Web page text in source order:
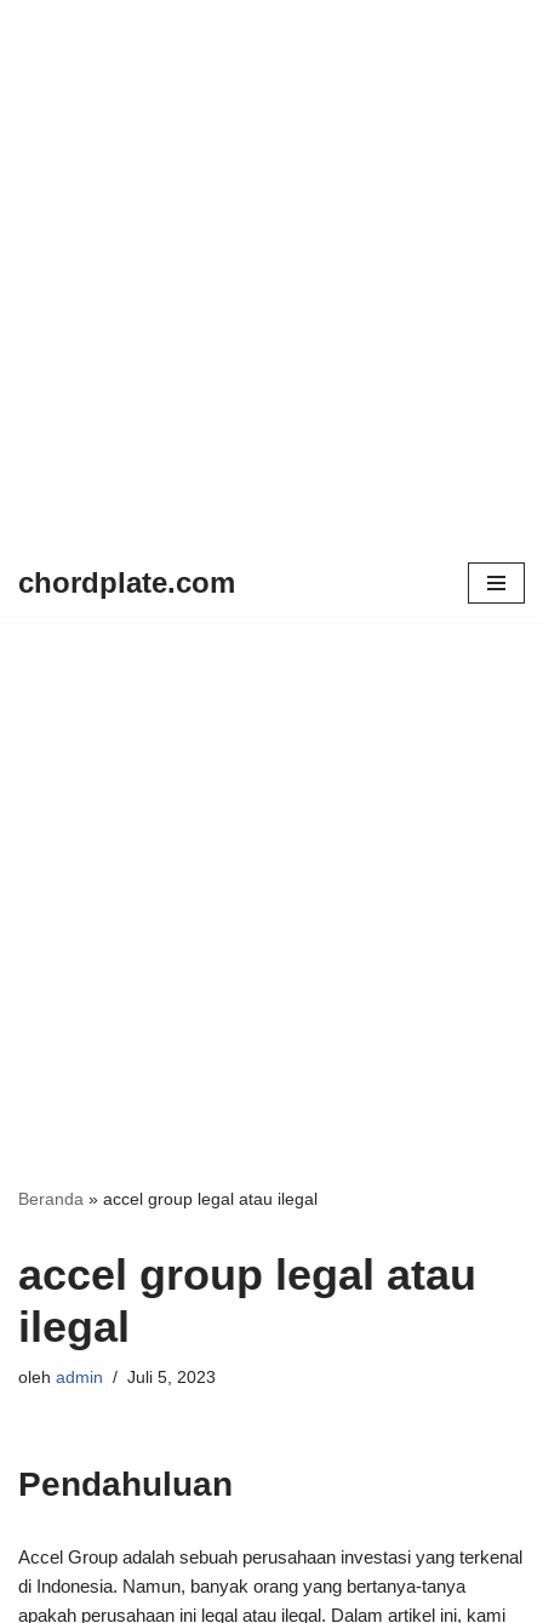
chordplate.com
Beranda » accel group legal atau ilegal
accel group legal atau
ilegal
oleh admin Juli 5, 2023
Pendahuluan
Accel Group adalah sebuah perusahaan investasi yang terkenal
di Indonesia. Namun, banyak orang yang bertanya-tanya
apakah perusahaan ini legal atau ilegal. Dalam artikel ini, kami